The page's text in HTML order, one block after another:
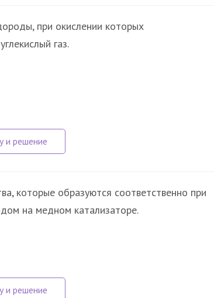
при окислении которых
газ.
которые образуются соответственно при
на медном катализаторе.